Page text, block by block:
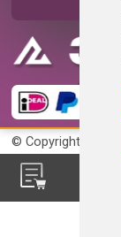
© Copyright 2026